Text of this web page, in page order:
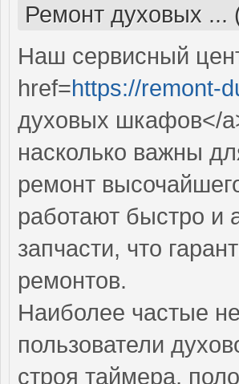
Ремонт духовых ...
Наш сервисный
href=https://remont-
духовых шкафов</
насколько важны
ремонт
работают быстро и
запчасти, что
ремонтов.
Наиболее частые
пользователи
строя таймера,